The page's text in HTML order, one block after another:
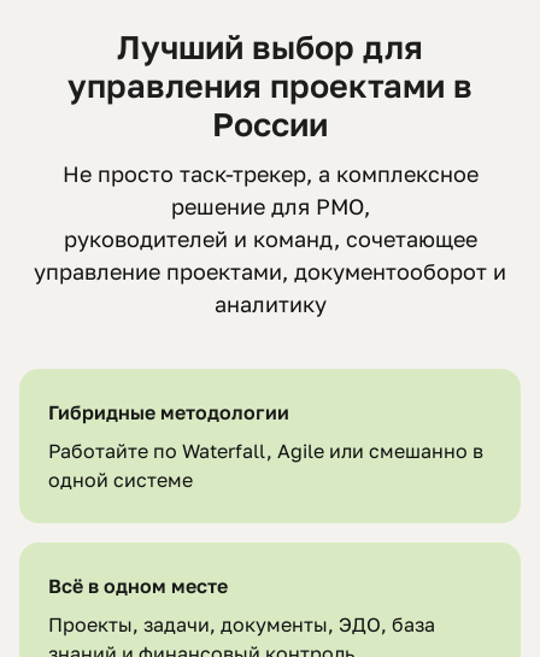
Лучший выбор для
управления проектами в
России
Не просто таск-трекер, а комплексное
решение для PMO,
руководителей и команд, сочетающее
управление проектами, документооборот и
аналитику
Гибридные методологии
Работайте по Waterfall, Agile или смешанно в
одной системе
Всё в одном месте
Проекты, задачи, документы, ЭДО, база